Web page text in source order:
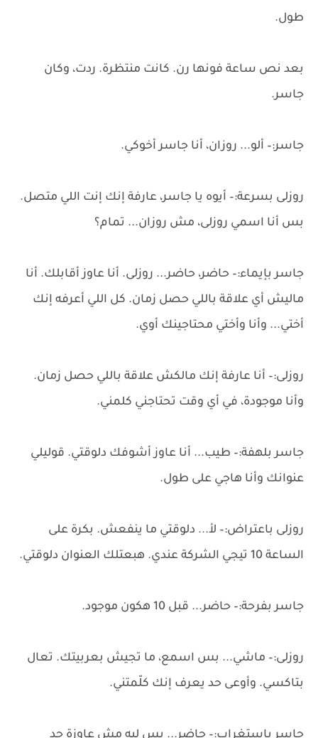
طول.
بعد نص ساعة فونها رن. كانت منتظرة. ردت، وكان
جاسر.
جاسر:– ألو... روزان، أنا جاسر أخوكي.
روزلى بسرعة:– أيوه يا جاسر، عارفة إنك إنت اللي متصل.
بس أنا اسمي روزلى، مش روزان... تمام؟
جاسر بإيماء:– حاضر، حاضر... روزلى. أنا عاوز أقابلك. أنا
ماليش أي علاقة باللي حصل زمان. كل اللي أعرفه إنك
أختي... وأنا وأختي محتاجينك أوي.
روزلى:– أنا عارفة إنك مالكش علاقة باللي حصل زمان.
وأنا موجودة، في أي وقت تحتاجني كلمني.
جاسر بلهفة:– طيب... أنا عاوز أشوفك دلوقتي. قوليلي
عنوانك وأنا هاجي على طول.
روزلى باعتراض:– لأ... دلوقتي ما ينفعش. بكرة على
الساعة 10 تيجي الشركة عندي. هبعتلك العنوان دلوقتي.
جاسر بفرحة:– حاضر... قبل 10 هكون موجود.
روزلى:– ماشي... بس اسمع، ما تجيش بعربيتك. تعال
بتاكسي. وأوعى حد يعرف إنك كلّمتني.
جاسر باستغراب:– حاضر... بس ليه مش عاوزة حد